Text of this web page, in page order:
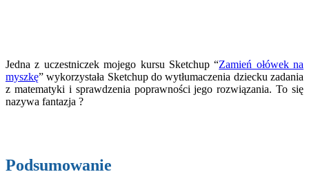
Jedna z uczestniczek mojego kursu Sketchup “Zamień ołówek na
myszkę” wykorzystała Sketchup do wytłumaczenia dziecku zadania
z matematyki i sprawdzenia poprawności jego rozwiązania. To się
nazywa fantazja ?
Podsumowanie